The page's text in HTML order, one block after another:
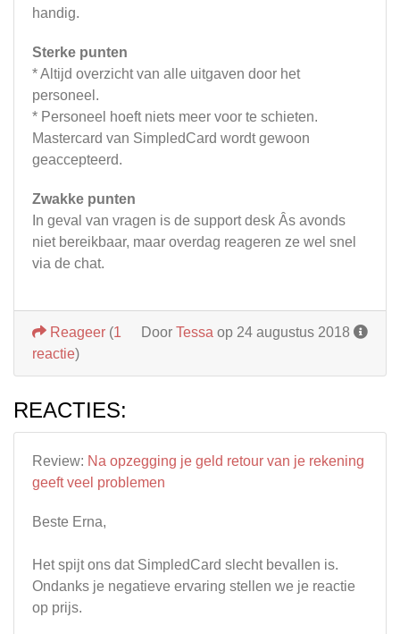
handig.
Sterke punten
* Altijd overzicht van alle uitgaven door het
personeel.
* Personeel hoeft niets meer voor te schieten.
Mastercard van SimpledCard wordt gewoon
geaccepteerd.
Zwakke punten
In geval van vragen is de support desk Âs avonds
niet bereikbaar, maar overdag reageren ze wel snel
via de chat.
Door Tessa op 24 augustus 2018
Reageer (1
reactie)
REACTIES:
Review: Na opzegging je geld retour van je rekening
geeft veel problemen
Beste Erna,
Het spijt ons dat SimpledCard slecht bevallen is.
Ondanks je negatieve ervaring stellen we je reactie
op prijs.